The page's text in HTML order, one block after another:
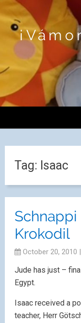
Tag: Isaac
Krokodil
October 20, 2010 |
Jude has just –
Egypt.
Isaac received a
teacher, Herr